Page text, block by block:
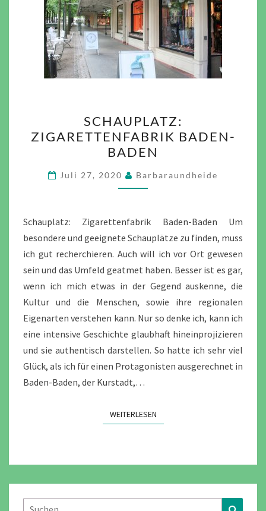
ZIGARETTENFABRIK
BADEN-
BADEN
SCHAUPLATZ:
ZIGARETTENFABRIK BADEN-
BADEN
Juli 27, 2020 Barbaraundheide
Schauplatz: Zigarettenfabrik Baden-Baden Um
besondere und geeignete Schauplätze zu finden, muss
ich gut recherchieren. Auch will ich vor Ort gewesen
sein und das Umfeld geatmet haben. Besser ist es gar,
wenn ich mich etwas in der Gegend auskenne, die
Kultur und die Menschen, sowie ihre regionalen
Eigenarten verstehen kann. Nur so denke ich, kann ich
eine intensive Geschichte glaubhaft hineinprojizieren
und sie authentisch darstellen. So hatte ich sehr viel
Glück, als ich für einen Protagonisten ausgerechnet in
Baden-Baden, der Kurstadt,…
WEITERLESENWEITERLESEN
Suchen